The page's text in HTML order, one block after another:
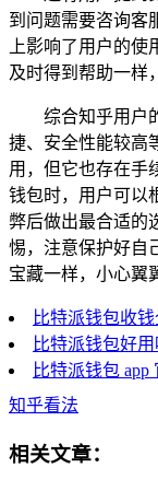
到问题需要咨询客
上影响了用户的使
及时得到帮助一样
综合知乎用户
捷、安全性能较高
用，但它也存在手
钱包时，用户可以
弊后做出最合适的
惕，注意保护好自
宝藏一样，小心翼
比特派钱包收
比特派钱包好
比特派钱包
知乎看法
相关文章：